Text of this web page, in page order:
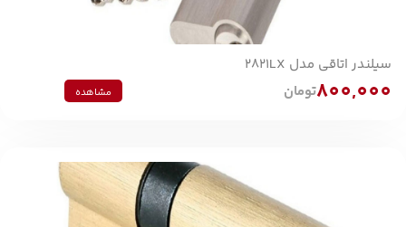
سیلندر اتاقی مدل 2821LX
800,000تومان مشاهده